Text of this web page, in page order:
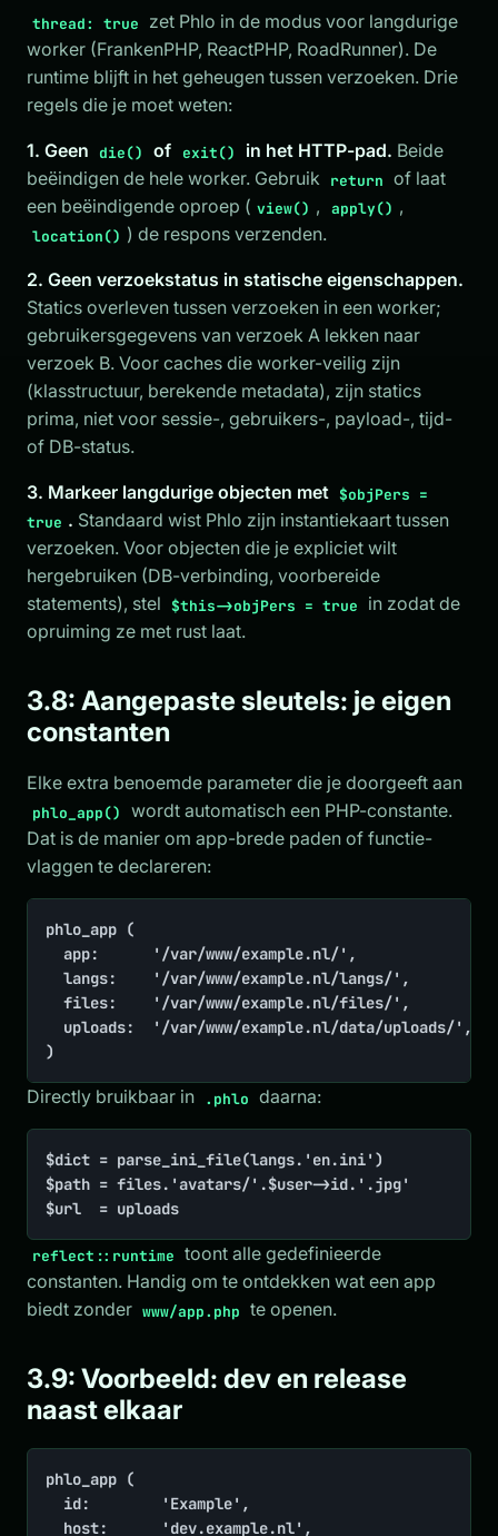
thread: true
zet Phlo in de modus voor langdurige
worker (FrankenPHP, ReactPHP, RoadRunner). De
runtime blijft in het geheugen tussen verzoeken. Drie
regels die je moet weten:
1. Geen die() of exit() in het HTTP-pad. Beide
beëindigen de hele worker. Gebruik return of laat
een beëindigende oproep ( view() , apply() ,
location() ) de respons verzenden.
2. Geen verzoekstatus in statische eigenschappen.
Statics overleven tussen verzoeken in een worker;
gebruikersgegevens van verzoek A lekken naar
verzoek B. Voor caches die worker-veilig zijn
(klasstructuur, berekende metadata), zijn statics
prima, niet voor sessie-, gebruikers-, payload-, tijd-
of DB-status.
3. Markeer langdurige objecten met $objPers =
true . Standaard wist Phlo zijn instantiekaart tussen
verzoeken. Voor objecten die je expliciet wilt
hergebruiken (DB-verbinding, voorbereide
statements), stel $this->objPers = true
in zodat de
opruiming ze met rust laat.
3.8: Aangepaste sleutels: je eigen
constanten
Elke extra benoemde parameter die je doorgeeft aan
phlo_app()
wordt automatisch een PHP-constante.
Dat is de manier om app-brede paden of functie-
vlaggen te declareren:
phlo_app (
)
Directly bruikbaar in .phlo daarna:
$dict = parse_ini_file(langs.'en.ini')
$path = files.'avatars/'.$user->id.'.jpg'
$url  = uploads
reflect::runtime toont alle gedefinieerde
constanten. Handig om te ontdekken wat een app
biedt zonder www/app.php te openen.
3.9: Voorbeeld: dev en release
naast elkaar
phlo_app (